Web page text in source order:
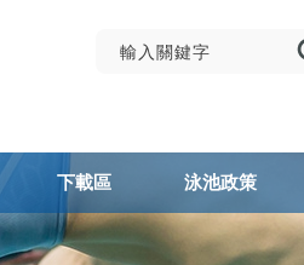
下載區 泳池政策